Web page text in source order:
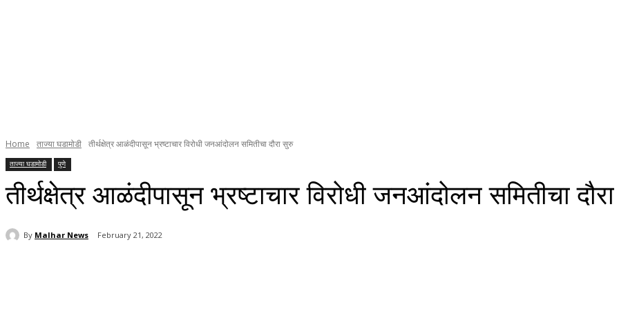
Home ताज्या घडामोडी तीर्थक्षेत्र आळंदीपासून भ्रष्टाचार विरोधी जनआंदोलन समितीचा दौरा सुरु
ताज्या घडामोडी पुणे
तीर्थक्षेत्र आळंदीपासून भ्रष्टाचार विरोधी जनआंदोलन समितीचा
By Malhar News February 21, 2022